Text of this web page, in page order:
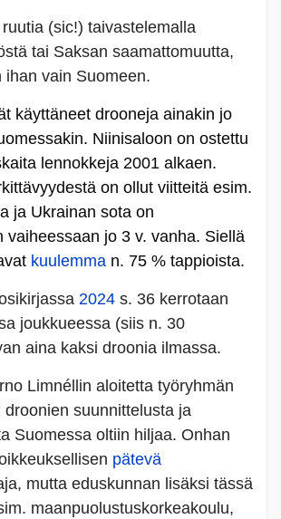
(sic!) taivastelemalla
tai Saksan saamattomuutta,
ihan vain Suomeen.
käyttäneet drooneja ainakin jo
Niinisaloon on ostettu
lennokkeja 2001 alkaen.
on ollut viitteitä esim.
ja Ukrainan sota on
vaiheessaan jo 3 v. vanha. Siellä
kuulemma n. 75 % tappioista.
2024 s. 36 kerrotaan
joukkueessa (siis n. 30
aina kaksi droonia ilmassa.
Limnéllin aloitetta työryhmän
droonien suunnittelusta ja
Suomessa oltiin hiljaa. Onhan
pätevä
mutta eduskunnan lisäksi tässä
maanpuolustuskorkeakoulu,